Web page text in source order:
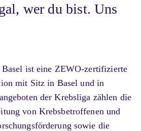
wer du bist. Uns
ist eine ZEWO-zertifizierte
mit Sitz in Basel und in
der Krebsliga zählen die
von Krebsbetroffenen und
sowie die